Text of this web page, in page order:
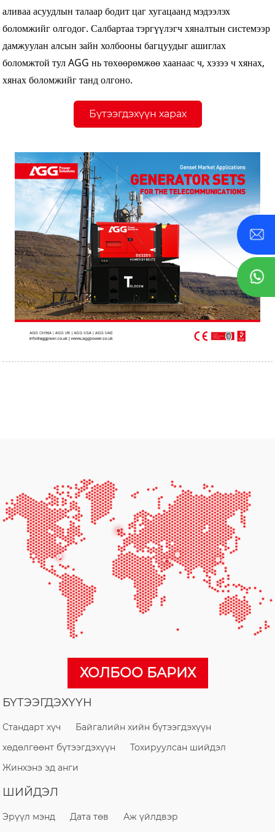
аливаа асуудлын талаар бодит цаг хугацаанд мэдээлэх
боломжийг олгодог. Салбартаа тэргүүлэгч хяналтын системээр
дамжуулан алсын зайн холбооны багцуудыг ашиглах
боломжтой тул AGG нь төхөөрөмжөө хаанаас ч, хэзээ ч хянах,
хянах боломжийг танд олгоно.
Бүтээгдэхүүн харах
ХОЛБОО БАРИХ
БҮТЭЭГДЭХҮҮН
Стандарт хүч
Байгалийн хийн бүтээгдэхүүн
хөдөлгөөнт бүтээгдэхүүн
Тохируулсан шийдэл
Жинхэнэ эд анги
ШИЙДЭЛ
Эрүүл мэнд Дата төв
Аж үйлдвэр